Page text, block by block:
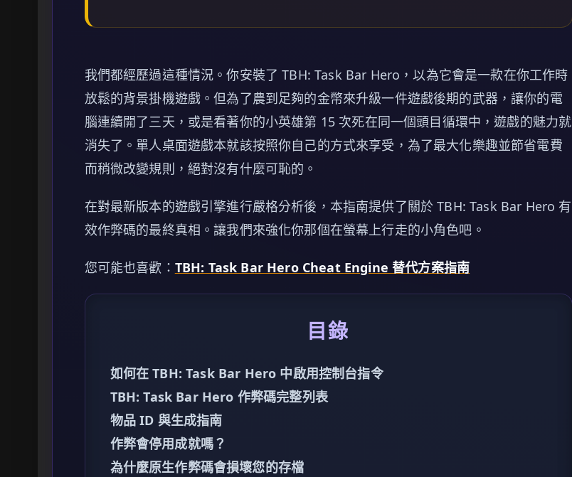
我們都經歷過這種情況。你安裝了 TBH: Task Bar Hero，以為它會是一款在你工作時
放鬆的背景掛機遊戲。但為了農到足夠的金幣來升級一件遊戲後期的武器，讓你的電
腦連續開了三天，或是看著你的小英雄第 15 次死在同一個頭目循環中，遊戲的魅力就
消失了。單人桌面遊戲本就該按照你自己的方式來享受，為了最大化樂趣並節省電費
而稍微改變規則，絕對沒有什麼可恥的。
在對最新版本的遊戲引擎進行嚴格分析後，本指南提供了關於 TBH: Task Bar Hero 有
效作弊碼的最終真相。讓我們來強化你那個在螢幕上行走的小角色吧。
您可能也喜歡： TBH: Task Bar Hero Cheat Engine 替代方案指南
目錄
如何在 TBH: Task Bar Hero 中啟用控制台指令
TBH: Task Bar Hero 作弊碼完整列表
物品 ID 與生成指南
作弊會停用成就嗎？
為什麼原生作弊碼會損壞您的存檔